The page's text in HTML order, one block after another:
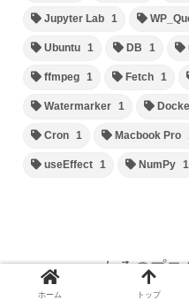
Jupyter Lab 1
Ubuntu 1 DB 1
ffmpeg 1 Fetch 1
Watermarker 1
Cron 1 Macbook Pro
useEffect 1 NumPy 1
たろのプロ
ホーム トップ